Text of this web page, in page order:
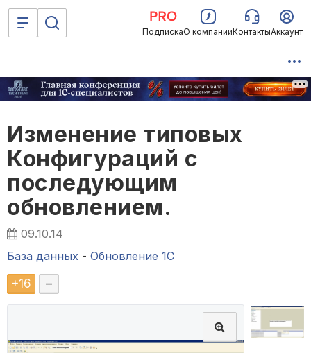
ПодпискаО компанииКонтактыАккаунт
Изменение типовых
Конфигураций с
последующим
обновлением.
09.10.14
База данных - Обновление 1С
+16 –